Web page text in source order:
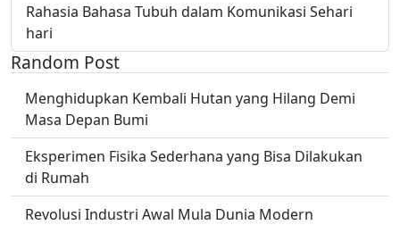
Rahasia Bahasa Tubuh dalam Komunikasi Sehari
hari
Random Post
Menghidupkan Kembali Hutan yang Hilang Demi
Masa Depan Bumi
Eksperimen Fisika Sederhana yang Bisa Dilakukan
di Rumah
Revolusi Industri Awal Mula Dunia Modern